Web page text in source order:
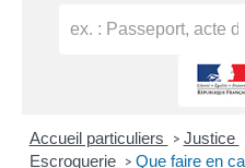
Accueil particuliers > Justice
Escroquerie > Que faire en